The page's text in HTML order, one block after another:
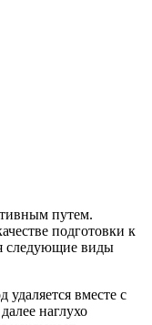
путем.
подготовки к
следующие виды
вместе с
наглухо